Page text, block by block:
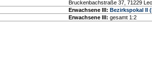
Bruckenbachstraße 37, 71229
Erwachsene III: Bezirkspokal II
Erwachsene III: gesamt 1:2